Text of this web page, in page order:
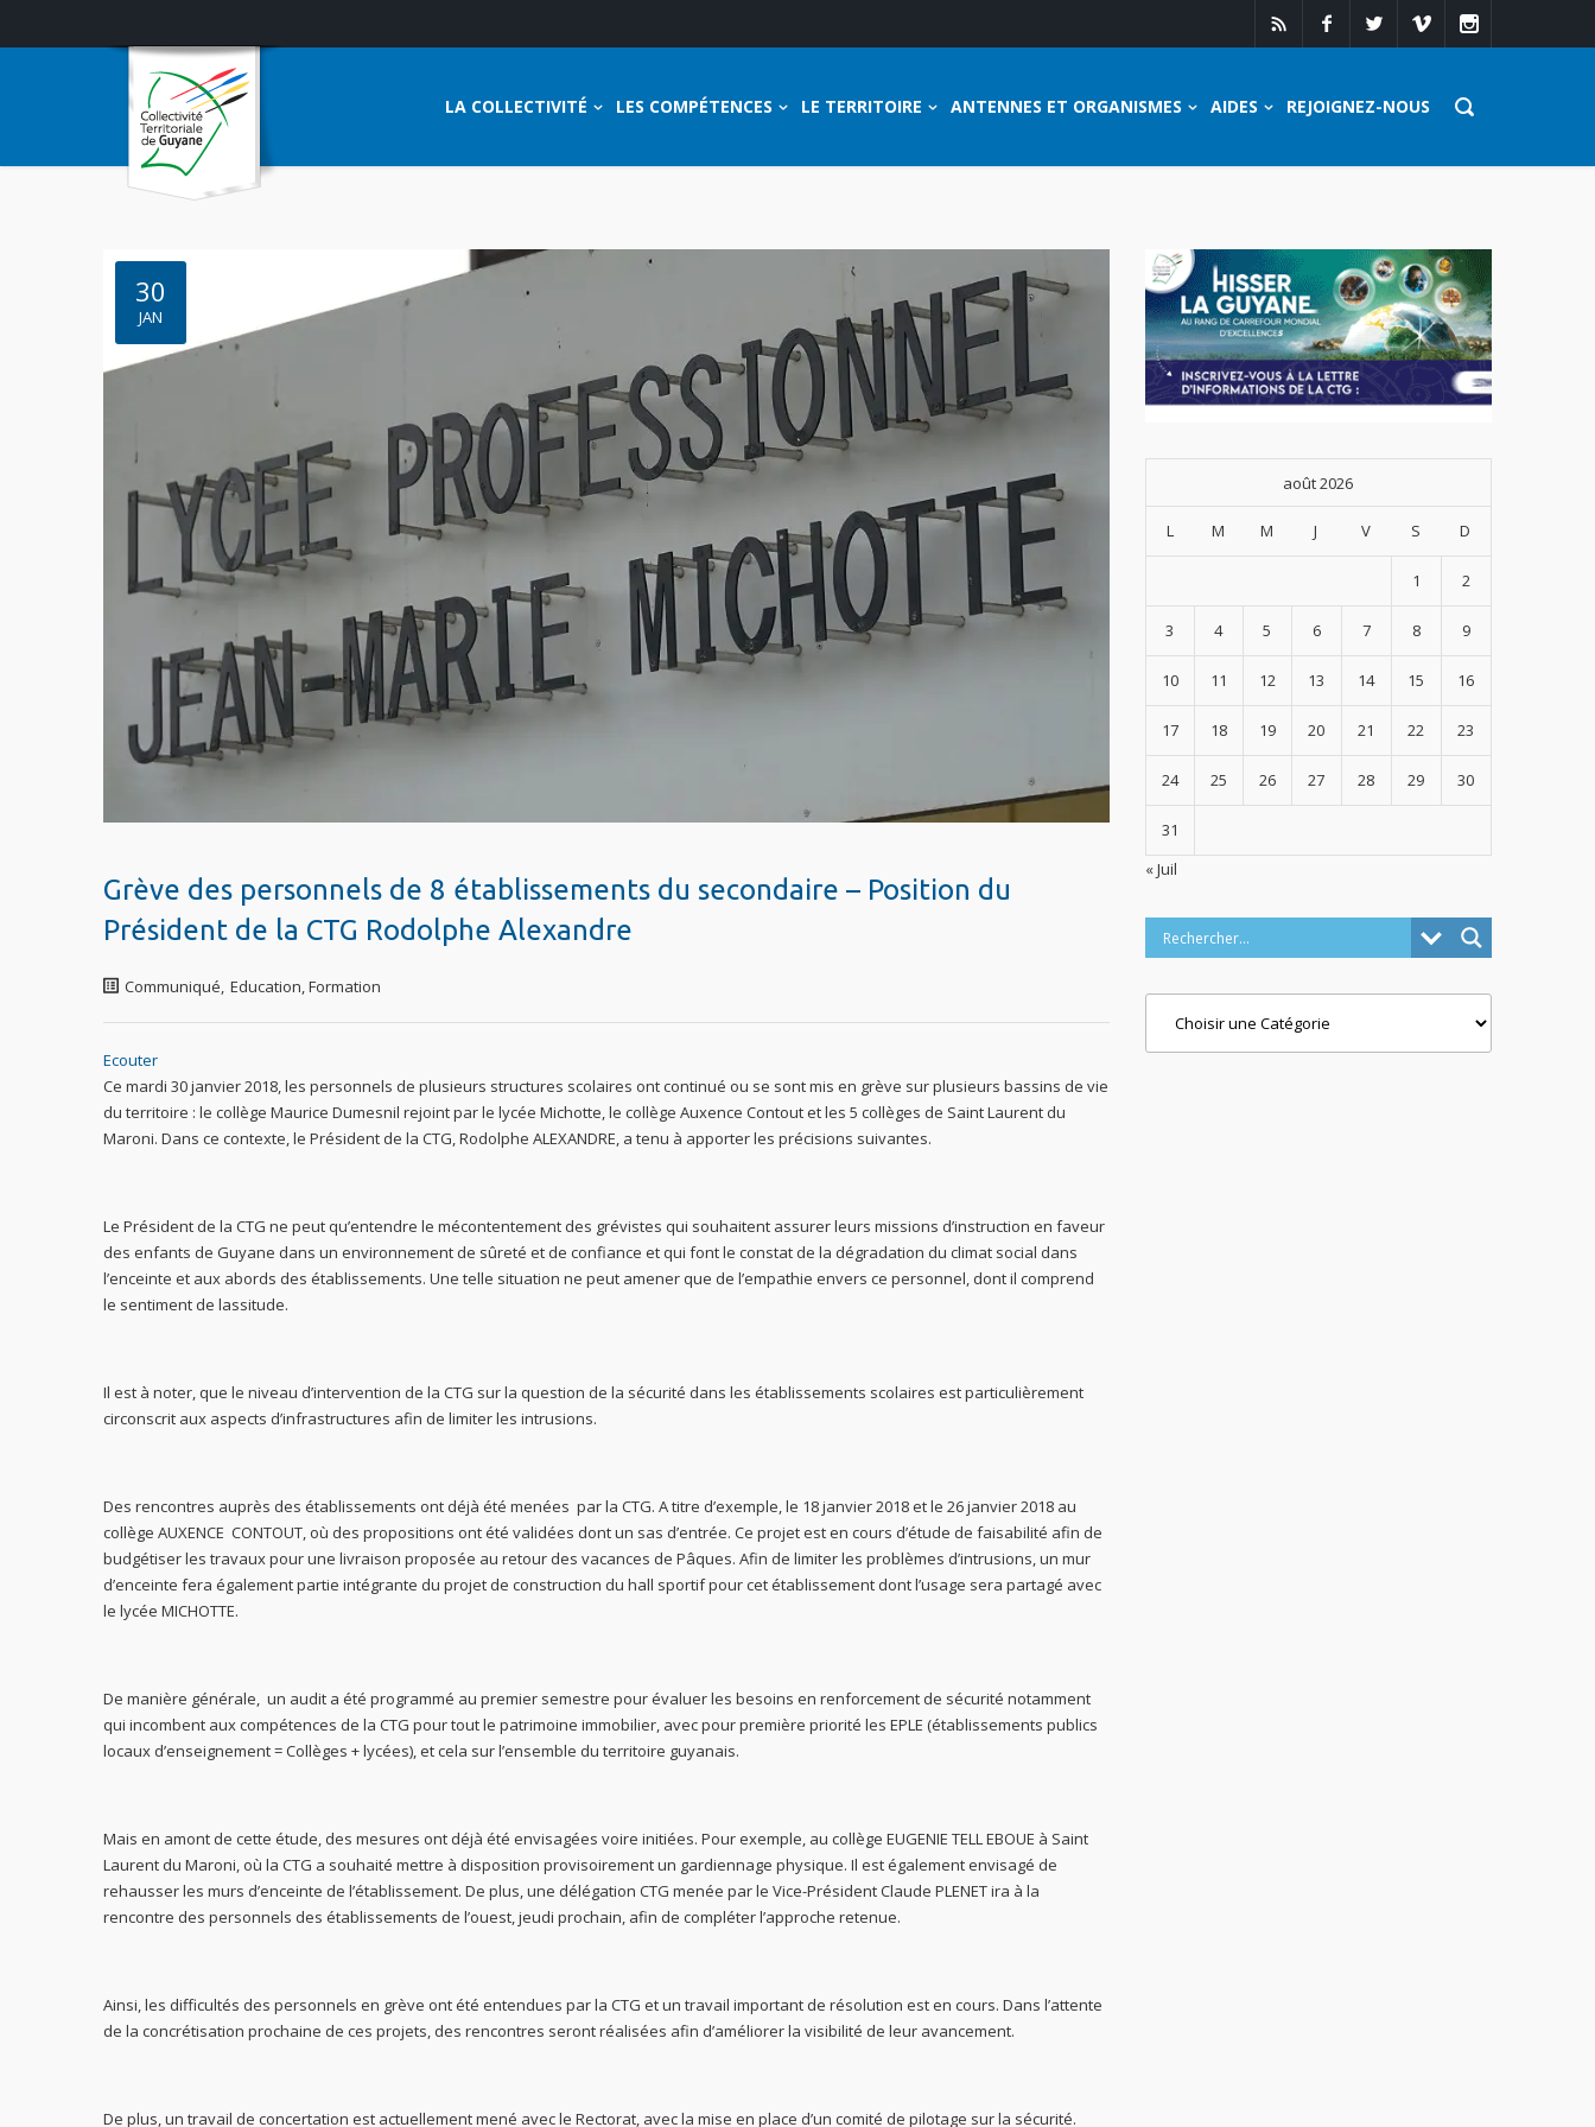
LA COLLECTIVITÉ LES COMPÉTENCES LE TERRITOIRE ANTENNES ET ORGANISMES AIDES REJOIGNEZ-NOUS
30
JAN
Grève des personnels de 8 établissements du secondaire – Position du
Président de la CTG Rodolphe Alexandre
Communiqué, Education, Formation
Ecouter
Ce mardi 30 janvier 2018, les personnels de plusieurs structures scolaires ont continué ou se sont mis en grève sur plusieurs bassins de vie
du territoire : le collège Maurice Dumesnil rejoint par le lycée Michotte, le collège Auxence Contout et les 5 collèges de Saint Laurent du
Maroni. Dans ce contexte, le Président de la CTG, Rodolphe ALEXANDRE, a tenu à apporter les précisions suivantes.
Le Président de la CTG ne peut qu’entendre le mécontentement des grévistes qui souhaitent assurer leurs missions d’instruction en faveur
des enfants de Guyane dans un environnement de sûreté et de confiance et qui font le constat de la dégradation du climat social dans
l’enceinte et aux abords des établissements. Une telle situation ne peut amener que de l’empathie envers ce personnel, dont il comprend
le sentiment de lassitude.
Il est à noter, que le niveau d’intervention de la CTG sur la question de la sécurité dans les établissements scolaires est particulièrement
circonscrit aux aspects d’infrastructures afin de limiter les intrusions.
Des rencontres auprès des établissements ont déjà été menées par la CTG. A titre d’exemple, le 18 janvier 2018 et le 26 janvier 2018 au
collège AUXENCE CONTOUT, où des propositions ont été validées dont un sas d’entrée. Ce projet est en cours d’étude de faisabilité afin de
budgétiser les travaux pour une livraison proposée au retour des vacances de Pâques. Afin de limiter les problèmes d’intrusions, un mur
d’enceinte fera également partie intégrante du projet de construction du hall sportif pour cet établissement dont l’usage sera partagé avec
le lycée MICHOTTE.
De manière générale, un audit a été programmé au premier semestre pour évaluer les besoins en renforcement de sécurité notamment
qui incombent aux compétences de la CTG pour tout le patrimoine immobilier, avec pour première priorité les EPLE (établissements publics
locaux d’enseignement = Collèges + lycées), et cela sur l’ensemble du territoire guyanais.
Mais en amont de cette étude, des mesures ont déjà été envisagées voire initiées. Pour exemple, au collège EUGENIE TELL EBOUE à Saint
Laurent du Maroni, où la CTG a souhaité mettre à disposition provisoirement un gardiennage physique. Il est également envisagé de
rehausser les murs d’enceinte de l’établissement. De plus, une délégation CTG menée par le Vice-Président Claude PLENET ira à la
rencontre des personnels des établissements de l’ouest, jeudi prochain, afin de compléter l’approche retenue.
Ainsi, les difficultés des personnels en grève ont été entendues par la CTG et un travail important de résolution est en cours. Dans l’attente
de la concrétisation prochaine de ces projets, des rencontres seront réalisées afin d’améliorer la visibilité de leur avancement.
De plus, un travail de concertation est actuellement mené avec le Rectorat, avec la mise en place d’un comité de pilotage sur la sécurité.
août 2026
L M M J V S D
1 2
3 4 5 6 7 8 9
10 11 12 13 14 15 16
17 18 19 20 21 22 23
24 25 26 27 28 29 30
31
« Juil